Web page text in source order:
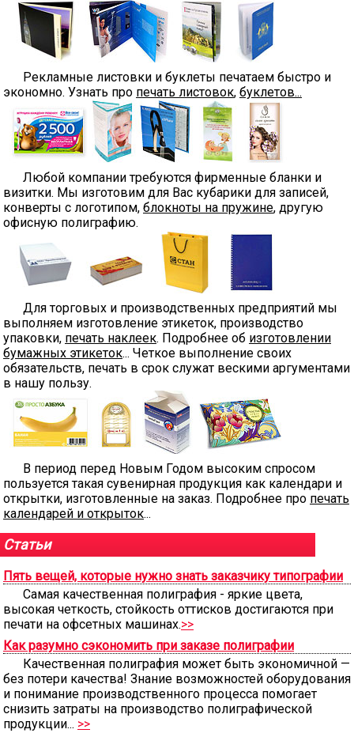
Рекламные листовки и буклеты печатаем быстро и
экономно. Узнать про печать листовок, буклетов...
Любой компании требуются фирменные бланки и
визитки. Мы изготовим для Вас кубарики для записей,
конверты с логотипом, блокноты на пружине, другую
офисную полиграфию.
Для торговых и производственных предприятий мы
выполняем изготовление этикеток, производство
упаковки, печать наклеек. Подробнее об изготовлении
бумажных этикеток... Четкое выполнение своих
обязательств, печать в срок служат вескими аргументами
в нашу пользу.
В период перед Новым Годом высоким спросом
пользуется такая сувенирная продукция как календари и
открытки, изготовленные на заказ. Подробнее про печать
календарей и открыток...
Статьи
Пять вещей, которые нужно знать заказчику типографии
Самая качественная полиграфия - яркие цвета,
высокая четкость, стойкость оттисков достигаются при
печати на офсетных машинах.>>
Как разумно сэкономить при заказе полиграфии
Качественная полиграфия может быть экономичной —
без потери качества! Знание возможностей оборудования
и понимание производственного процесса помогает
снизить затраты на производство полиграфической
продукции... >>